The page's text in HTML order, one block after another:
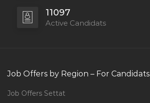
11097
Active Candidats
Job Offers by Region – For Candidats
Job Offers Settat